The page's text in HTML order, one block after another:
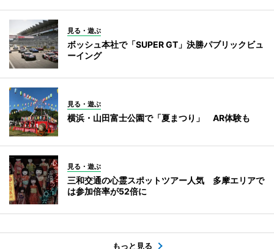
見る・遊ぶ
ボッシュ本社で「SUPER GT」決勝パブリックビュ
ーイング
見る・遊ぶ
横浜・山田富士公園で「夏まつり」 AR体験も
見る・遊ぶ
三和交通の心霊スポットツアー人気 多摩エリアで
は参加倍率が52倍に
もっと見る